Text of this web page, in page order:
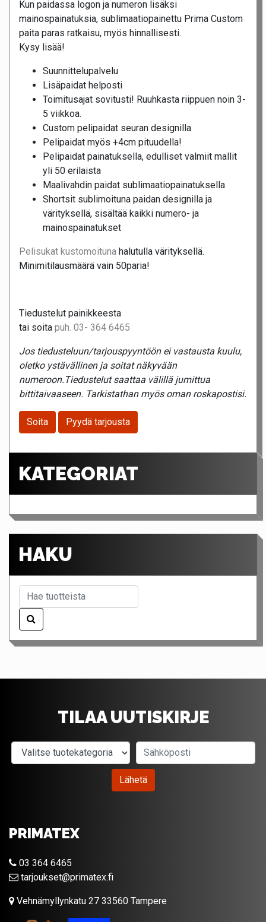
Kun paidassa logon ja numeron lisäksi
mainospainatuksia, sublimaatiopainettu Prima Custom
paita paras ratkaisu, myös hinnallisesti.
Kysy lisää!
Suunnittelupalvelu
Lisäpaidat helposti
Toimitusajat sovitusti! Ruuhkasta riippuen noin 3-
5 viikkoa.
Custom pelipaidat seuran designilla
Pelipaidat myös +4cm pituudella!
Pelipaidat painatuksella, edulliset valmiit mallit
yli 50 erilaista
Maalivahdin paidat sublimaatiopainatuksella
Shortsit sublimoituna paidan designilla ja
värityksellä, sisältää kaikki numero- ja
mainospainatukset
Pelisukat kustomoituna halutulla värityksellä.
Minimitilausmäärä vain 50paria!
Tiedustelut painikkeesta
tai soita puh. 03- 364 6465
Jos tiedusteluun/tarjouspyyntöön ei vastausta kuulu,
oletko ystävällinen ja soitat näkyvään
numeroon.Tiedustelut saattaa välillä jumittua
bittitaivaaseen. Tarkistathan myös oman roskapostisi.
Soita Pyydä tarjousta
KATEGORIAT
HAKU
TILAA UUTISKIRJE
Valitse tuotekategoria
Lähetä
PRIMATEX
03 364 6465
tarjoukset@primatex.fi
Vehnämyllynkatu 27 33560 Tampere